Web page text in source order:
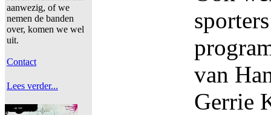
aanwezig, of we
nemen de banden
over, komen we wel
uit.
Contact
Lees verder...
van
Gerrie